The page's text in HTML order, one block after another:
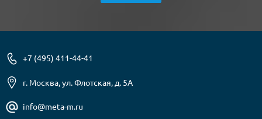
+7 (495) 411-44-41
г. Москва, ул. Флотская, д. 5А
info@meta-m.ru